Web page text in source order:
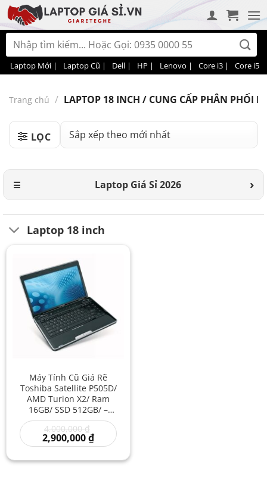
Bỏ
qua
nội
dung
Tìm
kiếm:
Laptop Mới | Laptop Cũ | Dell | HP | Lenovo | Core i3 | Core i5 |
Trang chủ / LAPTOP 18 INCH / CUNG CẤP PHÂN PHỐI
LỌC
Laptop Giá Sỉ 2026
Laptop 18 inch
Máy Tính Cũ Giá Rẽ
Toshiba Satellite P505D/
AMD Turion X2/ Ram
16GB/ SSD 512GB/ –
Laptop Toshiba Văn
Phòng Giá Rẻ
4,000,000₫
gốc
là:
2,900,000₫Giá
hiện
là: